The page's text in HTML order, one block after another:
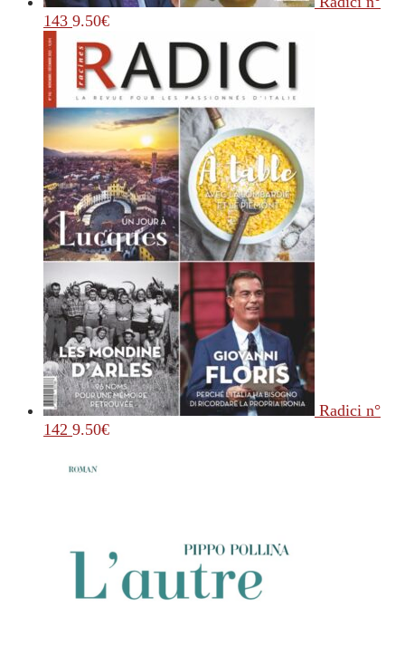
143 9.50€
Radici n°
142 9.50€